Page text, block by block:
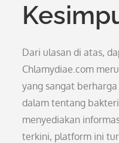
Dari ulasan di atas,
Chlamydiae.com
yang sangat
dalam tentang
menyediakan
terkini, platform ini